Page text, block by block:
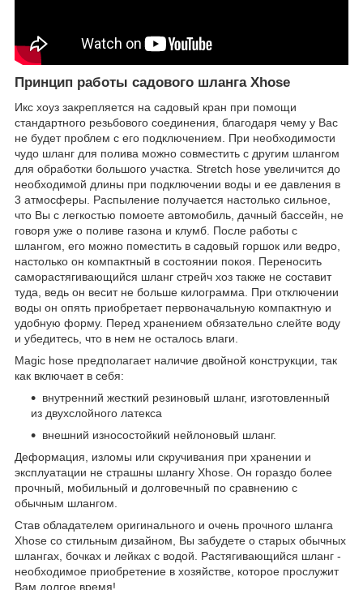
Принцип работы садового шланга Xhose
Икс хоуз закрепляется на садовый кран при помощи
стандартного резьбового соединения, благодаря чему у Вас
не будет проблем с его подключением. При необходимости
чудо шланг для полива можно совместить с другим шлангом
для обработки большого участка. Stretch hose увеличится до
необходимой длины при подключении воды и ее давления в
3 атмосферы. Распыление получается настолько сильное,
что Вы с легкостью помоете автомобиль, дачный бассейн, не
говоря уже о поливе газона и клумб. После работы с
шлангом, его можно поместить в садовый горшок или ведро,
настолько он компактный в состоянии покоя. Переносить
саморастягивающийся шланг стрейч хоз также не составит
туда, ведь он весит не больше килограмма. При отключении
воды он опять приобретает первоначальную компактную и
удобную форму. Перед хранением обязательно слейте воду
и убедитесь, что в нем не осталось влаги.
Magic hose предполагает наличие двойной конструкции, так
как включает в себя:
внутренний жесткий резиновый шланг, изготовленный
из двухслойного латекса
внешний износостойкий нейлоновый шланг.
Деформация, изломы или скручивания при хранении и
эксплуатации не страшны шлангу Xhose. Он гораздо более
прочный, мобильный и долговечный по сравнению с
обычным шлангом.
Став обладателем оригинального и очень прочного шланга
Xhose со стильным дизайном, Вы забудете о старых обычных
шлангах, бочках и лейках с водой. Растягивающийся шланг -
необходимое приобретение в хозяйстве, которое прослужит
Вам долгое время!